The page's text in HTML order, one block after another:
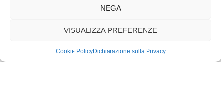
NEGA
VISUALIZZA PREFERENZE
Cookie PolicyDichiarazione sulla Privacy